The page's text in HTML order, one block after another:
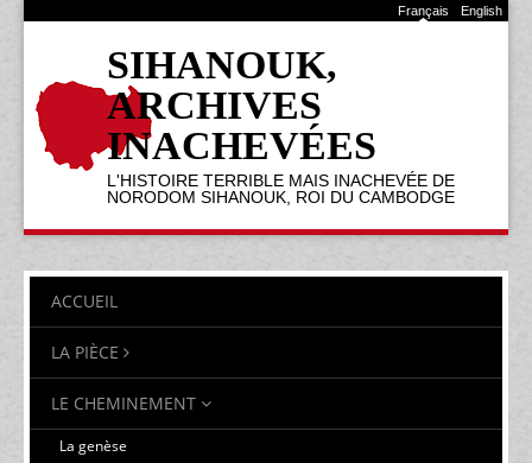
Français English
SIHANOUK,
ARCHIVES
INACHEVÉES
L'HISTOIRE TERRIBLE MAIS INACHEVÉE DE
NORODOM SIHANOUK, ROI DU CAMBODGE
ACCUEIL
LA PIÈCE
LE CHEMINEMENT
La genèse